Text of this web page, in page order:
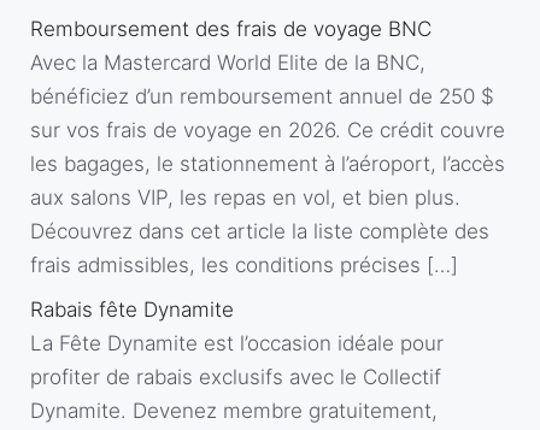
Remboursement des frais de voyage BNC
Avec la Mastercard World Elite de la BNC,
bénéficiez d’un remboursement annuel de 250 $
sur vos frais de voyage en 2026. Ce crédit couvre
les bagages, le stationnement à l’aéroport, l’accès
aux salons VIP, les repas en vol, et bien plus.
Découvrez dans cet article la liste complète des
frais admissibles, les conditions précises […]
Rabais fête Dynamite
La Fête Dynamite est l’occasion idéale pour
profiter de rabais exclusifs avec le Collectif
Dynamite. Devenez membre gratuitement,